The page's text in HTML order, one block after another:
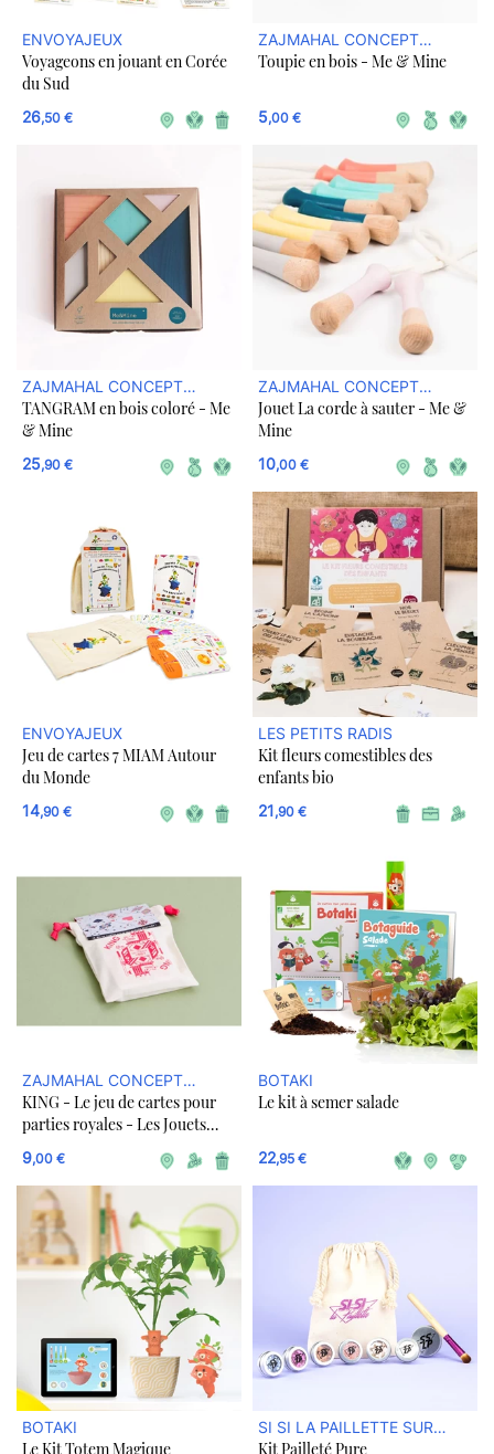
ENVOYAJEUX
Voyageons en jouant en Corée
du Sud
26,50 €
ZAJMAHAL CONCEPT
STORE DURABLE
Toupie en bois - Me & Mine
5,00 €
ZAJMAHAL CONCEPT
STORE DURABLE
TANGRAM en bois coloré - Me
& Mine
25,90 €
ZAJMAHAL CONCEPT
STORE DURABLE
Jouet La corde à sauter - Me &
Mine
10,00 €
ENVOYAJEUX
Jeu de cartes 7 MIAM Autour
du Monde
14,90 €
LES PETITS RADIS
Kit fleurs comestibles des
enfants bio
21,90 €
ZAJMAHAL CONCEPT
STORE DURABLE
KING - Le jeu de cartes pour
parties royales - Les Jouets
Libres
9,00 €
BOTAKI
Le kit à semer salade
22,95 €
BOTAKI
Le Kit Totem Magique
SI SI LA PAILLETTE SUR
ULULE BOUTIQUE
Kit Pailleté Pure